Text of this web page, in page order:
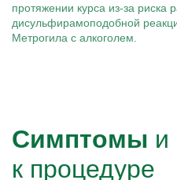
протяжении курса из-за риска
дисульфирамоподобной
Метрогила с алкоголем.
Симптомы и
к процедуре